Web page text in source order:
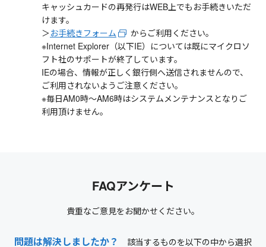
キャッシュカードの再発行はWEB上でもお手続きいただ
けます。
＞お手続きフォーム
からご利用ください。
※Internet Explorer（以下IE）については既にマイクロソ
フト社のサポートが終了しています。
IEの場合、情報が正しく銀行側へ送信されませんので、
ご利用されないようご注意ください。
※毎日AM0時～AM6時はシステムメンテナンスとなりご
利用頂けません。
FAQアンケート
貴重なご意見をお聞かせください。
問題は解決しましたか？
該当するものを以下の中から選択